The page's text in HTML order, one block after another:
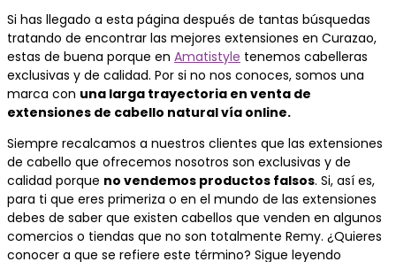
Si has llegado a esta página después de tantas búsquedas
tratando de encontrar las mejores extensiones en Curazao,
estas de buena porque en Amatistyle tenemos cabelleras
exclusivas y de calidad. Por si no nos conoces, somos una
marca con una larga trayectoria en venta de
extensiones de cabello natural vía online.
Siempre recalcamos a nuestros clientes que las extensiones
de cabello que ofrecemos nosotros son exclusivas y de
calidad porque no vendemos productos falsos. Si, así es,
para ti que eres primeriza o en el mundo de las extensiones
debes de saber que existen cabellos que venden en algunos
comercios o tiendas que no son totalmente Remy. ¿Quieres
conocer a que se refiere este término? Sigue leyendo